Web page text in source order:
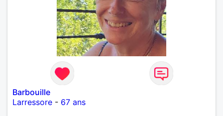
Barbouille
Larressore - 67 ans